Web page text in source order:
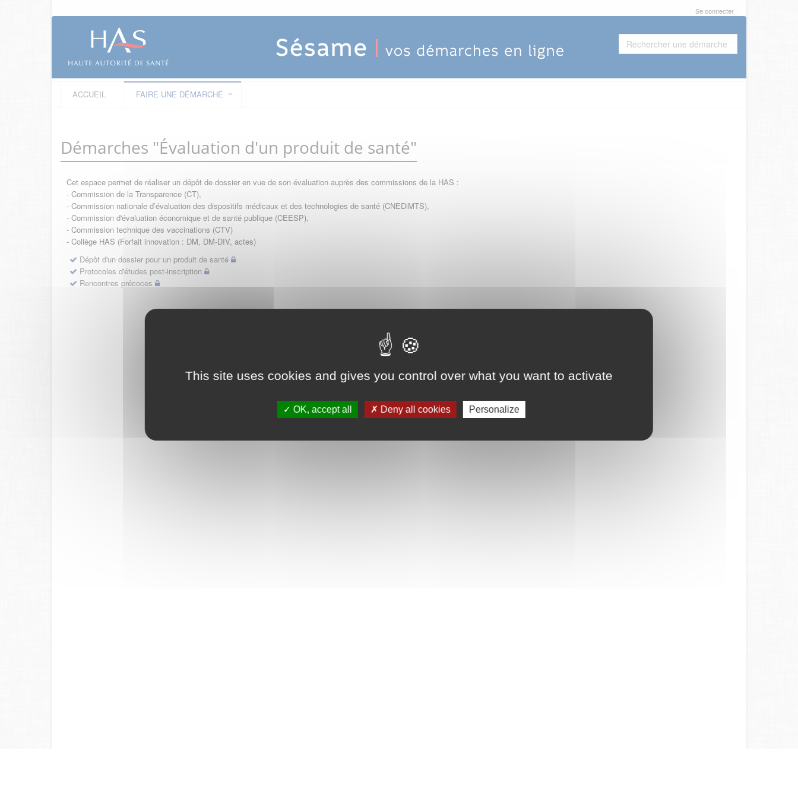
This site uses cookies and gives you control over what you want to activate
OK, accept all Deny all cookies Personalize
Se connecter
ACCUEIL FAIRE UNE DÉMARCHE
Démarches "Évaluation d'un produit de santé"
Cet espace permet de réaliser un dépôt de dossier en vue de son évaluation auprès des commissions de la HAS :
- Commission de la Transparence (CT),
- Commission nationale d’évaluation des dispositifs médicaux et des technologies de santé (CNEDiMTS),
- Commission d'évaluation économique et de santé publique (CEESP),
- Commission technique des vaccinations (CTV)
- Collège HAS (Forfait innovation : DM, DM-DIV, actes)
Dépôt d'un dossier pour un produit de santé
Protocoles d'études post-inscription
Rencontres précoces